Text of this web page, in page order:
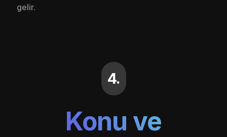
gelir.
4.
Konu ve